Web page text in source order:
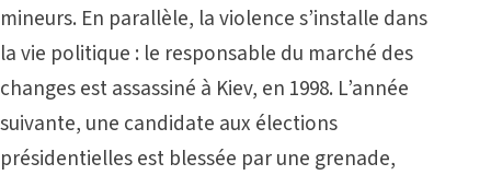
mineurs. En parallèle, la violence s’installe dans
la vie politique : le responsable du marché des
changes est assassiné à Kiev, en 1998. L’année
suivante, une candidate aux élections
présidentielles est blessée par une grenade,